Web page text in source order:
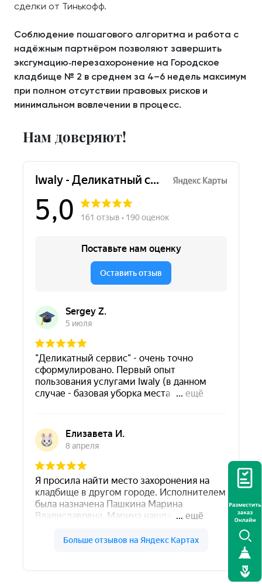
сделки от Тинькофф.
Соблюдение пошагового алгоритма и работа с
надёжным партнёром позволяют завершить
эксгумацию‑перезахоронение на Городское
кладбище № 2 в среднем за 4–6 недель максимум
при полном отсутствии правовых рисков и
минимальном вовлечении в процесс.
Нам доверяют!